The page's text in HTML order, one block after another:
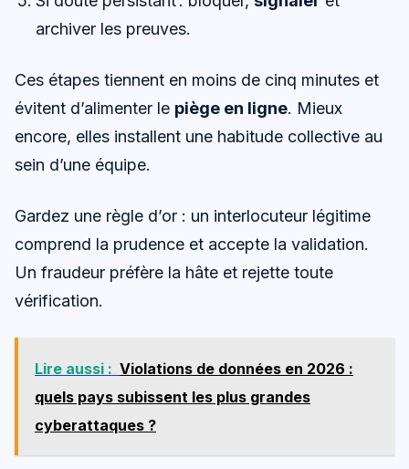
archiver les preuves.
Ces étapes tiennent en moins de cinq minutes et
évitent d’alimenter le piège en ligne. Mieux
encore, elles installent une habitude collective au
sein d’une équipe.
Gardez une règle d’or : un interlocuteur légitime
comprend la prudence et accepte la validation.
Un fraudeur préfère la hâte et rejette toute
vérification.
Lire aussi : Violations de données en 2026 :
quels pays subissent les plus grandes
cyberattaques ?